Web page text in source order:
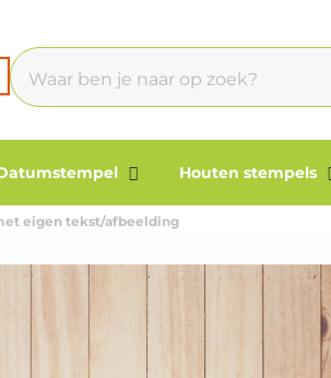
Houten stempels
eigen tekst/afbeelding